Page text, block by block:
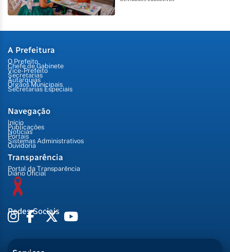
A Prefeitura
O Prefeito
Chefe de Gabinete
Vice-Prefeito
Secretarias
Autarquias
Órgãos Municipais
Secretarias Especiais
Navegação
Início
Publicações
Notícias
Portais
Sistemas Administrativos
Ouvidoria
Transparência
Portal da Transparência
Diário Oficial
Redes Sociais